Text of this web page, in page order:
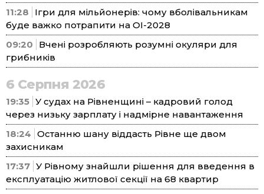
11:28
Ігри для мільйонерів: чому вболівальникам
буде важко потрапити на ОІ-2028
09:20
Вчені розробляють розумні окуляри для
грибників
6 Серпня 2026
19:35 У судах на Рівненщині – кадровий голод
через низьку зарплату і надмірне навантаження
18:24 Останню шану віддасть Рівне ще двом
захисникам
17:37 У Рівному знайшли рішення для введення в
експлуатацію житлової секції на 68 квартир